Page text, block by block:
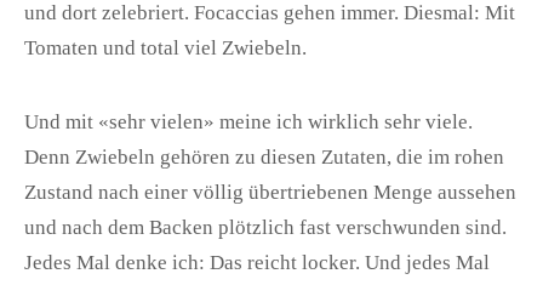
und dort zelebriert. Focaccias gehen immer. Diesmal: Mit
Tomaten und total viel Zwiebeln.
Und mit «sehr vielen» meine ich wirklich sehr viele.
Denn Zwiebeln gehören zu diesen Zutaten, die im rohen
Zustand nach einer völlig übertriebenen Menge aussehen
und nach dem Backen plötzlich fast verschwunden sind.
Jedes Mal denke ich: Das reicht locker. Und jedes Mal